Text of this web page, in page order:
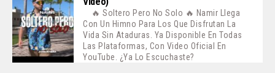
🔥 Soltero Pero No Solo 🔥 Namir Llega
Con Un Himno Para Los Que Disfrutan La
Vida Sin Ataduras. Ya Disponible En Todas
Las Plataformas, Con Video Oficial En
YouTube. ¿Ya Lo Escuchaste?